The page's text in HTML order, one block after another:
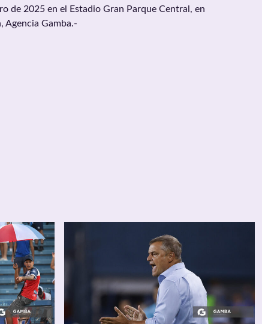
de 2025 en el Estadio Gran Parque Central, en
Agencia Gamba.-